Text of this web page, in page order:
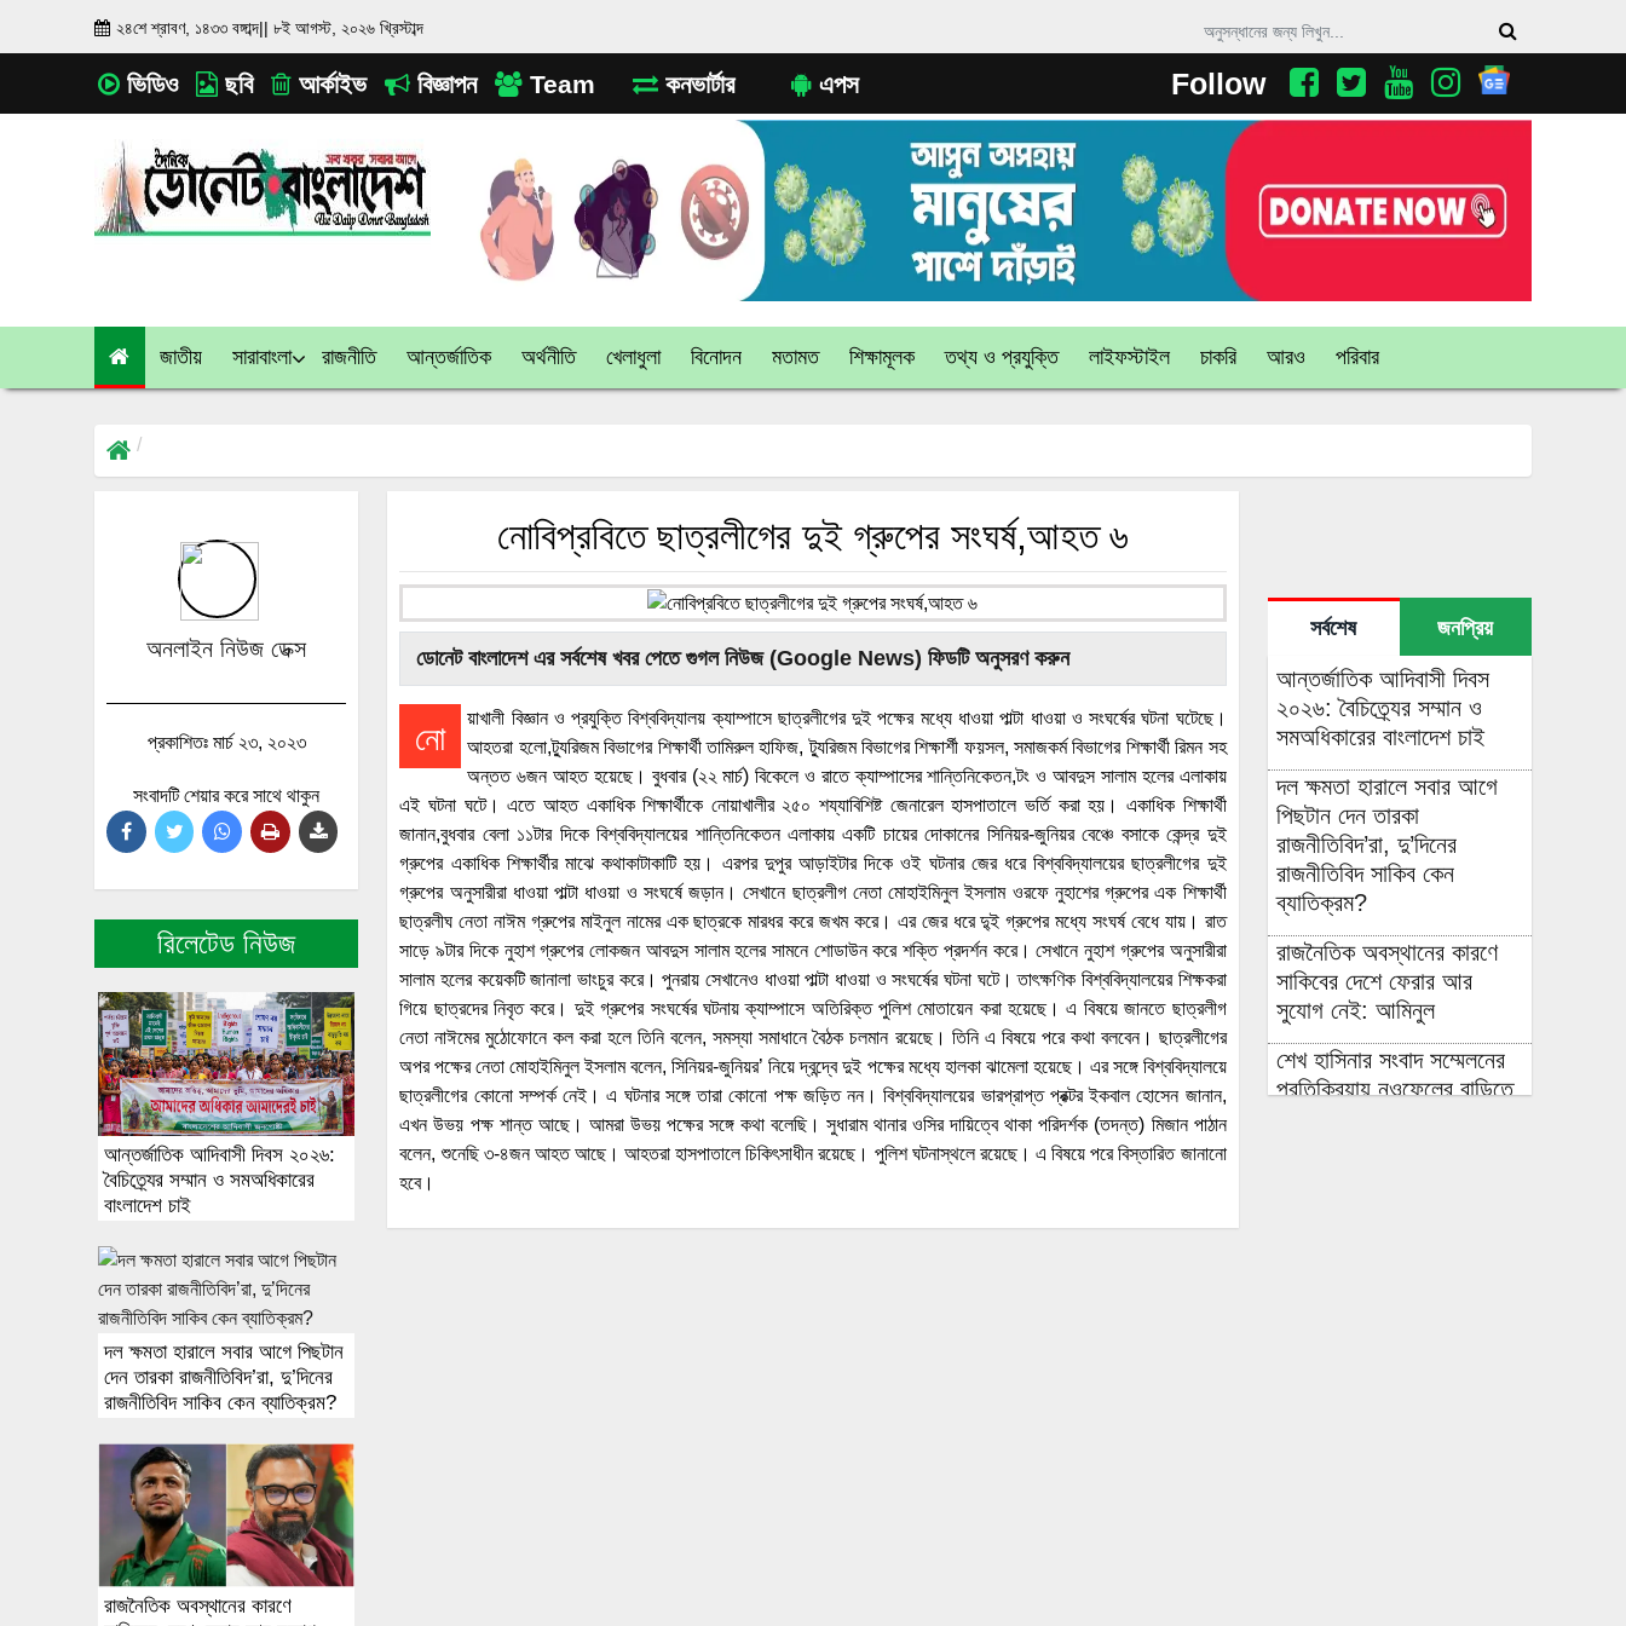
২৪শে শ্রাবণ, ১৪৩৩ বঙ্গাব্দ|| ৮ই আগস্ট, ২০২৬ খ্রিস্টাব্দ
ভিডিও ছবি আর্কাইভ বিজ্ঞাপন Team কনভার্টার এপস Follow
জাতীয় সারাবাংলা রাজনীতি আন্তর্জাতিক অর্থনীতি খেলাধুলা বিনোদন মতামত শিক্ষামূলক তথ্য ও প্রযুক্তি লাইফস্টাইল চাকরি আরও পরিবার
অনলাইন নিউজ ডেক্স
প্রকাশিতঃ মার্চ ২৩, ২০২৩
সংবাদটি শেয়ার করে সাথে থাকুন
রিলেটেড নিউজ
আন্তর্জাতিক আদিবাসী দিবস ২০২৬:
বৈচিত্র্যের সম্মান ও সমঅধিকারের
বাংলাদেশ চাই
দল ক্ষমতা হারালে সবার আগে পিছটান
দেন তারকা রাজনীতিবিদ’রা, দু’দিনের
রাজনীতিবিদ সাকিব কেন ব্যাতিক্রম?
রাজনৈতিক অবস্থানের কারণে
নোবিপ্রবিতে ছাত্রলীগের দুই গ্রুপের সংঘর্ষ,আহত ৬
ডোনেট বাংলাদেশ এর সর্বশেষ খবর পেতে গুগল নিউজ (Google News) ফিডটি অনুসরণ করুন
নো
য়াখালী বিজ্ঞান ও প্রযুক্তি বিশ্ববিদ্যালয় ক্যাম্পাসে ছাত্রলীগের দুই পক্ষের মধ্যে ধাওয়া পাল্টা ধাওয়া ও সংঘর্ষের ঘটনা ঘটেছে।
আহতরা হলো,ট্যুরিজম বিভাগের শিক্ষার্থী তামিরুল হাফিজ, ট্যুরিজম বিভাগের শিক্ষার্শী ফয়সল, সমাজকর্ম বিভাগের শিক্ষার্থী রিমন সহ
অন্তত ৬জন আহত হয়েছে। বুধবার (২২ মার্চ) বিকেলে ও রাতে ক্যাম্পাসের শান্তিনিকেতন,টং ও আবদুস সালাম হলের এলাকায়
এই ঘটনা ঘটে। এতে আহত একাধিক শিক্ষার্থীকে নোয়াখালীর ২৫০ শয্যাবিশিষ্ট জেনারেল হাসপাতালে ভর্তি করা হয়। একাধিক শিক্ষার্থী
জানান,বুধবার বেলা ১১টার দিকে বিশ্ববিদ্যালয়ের শান্তিনিকেতন এলাকায় একটি চায়ের দোকানের সিনিয়র-জুনিয়র বেঞ্চে বসাকে কেন্দ্র দুই
গ্রুপের একাধিক শিক্ষার্থীর মাঝে কথাকাটাকাটি হয়। এরপর দুপুর আড়াইটার দিকে ওই ঘটনার জের ধরে বিশ্ববিদ্যালয়ের ছাত্রলীগের দুই
গ্রুপের অনুসারীরা ধাওয়া পাল্টা ধাওয়া ও সংঘর্ষে জড়ান। সেখানে ছাত্রলীগ নেতা মোহাইমিনুল ইসলাম ওরফে নুহাশের গ্রুপের এক শিক্ষার্থী
ছাত্রলীঘ নেতা নাঈম গ্রুপের মাইনুল নামের এক ছাত্রকে মারধর করে জখম করে। এর জের ধরে দু্ই গ্রুপের মধ্যে সংঘর্ষ বেধে যায়। রাত
সাড়ে ৯টার দিকে নুহাশ গ্রুপের লোকজন আবদুস সালাম হলের সামনে শোডাউন করে শক্তি প্রদর্শন করে। সেখানে নুহাশ গ্রুপের অনুসারীরা
সালাম হলের কয়েকটি জানালা ভাংচুর করে। পুনরায় সেখানেও ধাওয়া পাল্টা ধাওয়া ও সংঘর্ষের ঘটনা ঘটে। তাৎক্ষণিক বিশ্ববিদ্যালয়ের শিক্ষকরা
গিয়ে ছাত্রদের নিবৃত করে। দুই গ্রুপের সংঘর্ষের ঘটনায় ক্যাম্পাসে অতিরিক্ত পুলিশ মোতায়েন করা হয়েছে। এ বিষয়ে জানতে ছাত্রলীগ
নেতা নাঈমের মুঠোফোনে কল করা হলে তিনি বলেন, সমস্যা সমাধানে বৈঠক চলমান রয়েছে। তিনি এ বিষয়ে পরে কথা বলবেন। ছাত্রলীগের
অপর পক্ষের নেতা মোহাইমিনুল ইসলাম বলেন, সিনিয়র-জুনিয়র’ নিয়ে দ্বন্দ্বে দুই পক্ষের মধ্যে হালকা ঝামেলা হয়েছে। এর সঙ্গে বিশ্ববিদ্যালয়ে
ছাত্রলীগের কোনো সম্পর্ক নেই। এ ঘটনার সঙ্গে তারা কোনো পক্ষ জড়িত নন। বিশ্ববিদ্যালয়ের ভারপ্রাপ্ত প্রক্টর ইকবাল হোসেন জানান,
এখন উভয় পক্ষ শান্ত আছে। আমরা উভয় পক্ষের সঙ্গে কথা বলেছি। সুধারাম থানার ওসির দায়িত্বে থাকা পরিদর্শক (তদন্ত) মিজান পাঠান
বলেন, শুনেছি ৩-৪জন আহত আছে। আহতরা হাসপাতালে চিকিৎসাধীন রয়েছে। পুলিশ ঘটনাস্থলে রয়েছে। এ বিষয়ে পরে বিস্তারিত জানানো
হবে।
সর্বশেষ জনপ্রিয়
আন্তর্জাতিক আদিবাসী দিবস
২০২৬: বৈচিত্র্যের সম্মান ও
সমঅধিকারের বাংলাদেশ চাই
দল ক্ষমতা হারালে সবার আগে
পিছটান দেন তারকা
রাজনীতিবিদ’রা, দু’দিনের
রাজনীতিবিদ সাকিব কেন
ব্যাতিক্রম?
রাজনৈতিক অবস্থানের কারণে
সাকিবের দেশে ফেরার আর
সুযোগ নেই: আমিনুল
শেখ হাসিনার সংবাদ সম্মেলনের
প্রতিক্রিয়ায় নওফেলের বাড়িতে